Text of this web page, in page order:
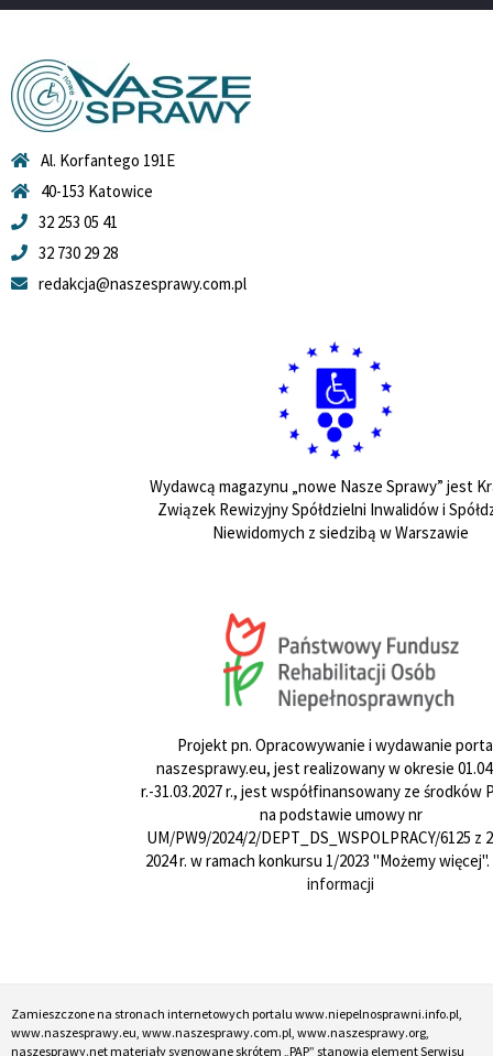
Al. Korfantego 191E
40-153 Katowice
32 253 05 41
32 730 29 28
redakcja@naszesprawy.com.pl
Wydawcą magazynu „nowe Nasze Sprawy” jest
Związek Rewizyjny Spółdzielni Inwalidów i
Niewidomych z siedzibą w Warszawie
Projekt pn. Opracowywanie i wydawanie
naszesprawy.eu, jest realizowany w okresie
r.-31.03.2027 r., jest współfinansowany ze środków
na podstawie umowy nr
UM/PW9/2024/2/DEPT_DS_WSPOLPRACY/6125 z
2024 r. w ramach konkursu 1/2023 "Możemy więcej".
informacji
Zamieszczone na stronach internetowych portalu www.niepelnosprawni.info.pl,
www.naszesprawy.eu, www.naszesprawy.com.pl, www.naszesprawy.org,
naszesprawy.net materiały sygnowane skrótem „PAP” stanowią element Serwisu